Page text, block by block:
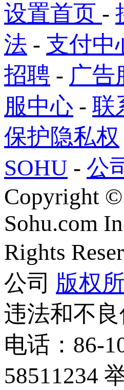
设置首页 -
法 - 支付中
招聘 - 广告
服中心 - 联
保护隐私权
SOHU - 公
Copyright ©
Sohu.com
Rights
公司 版权
违法和不
电话：86-
58511234